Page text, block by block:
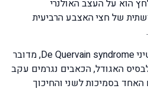
הוא על העצב האולנרי
של חצי האצבע הרביעית
תסמונת דה קרווין ובשמה הלטיני De Quervain syndrome, מדובר
האגודל, הכאבים נגרמים עקב
בסמיכות לשני והחיכוך